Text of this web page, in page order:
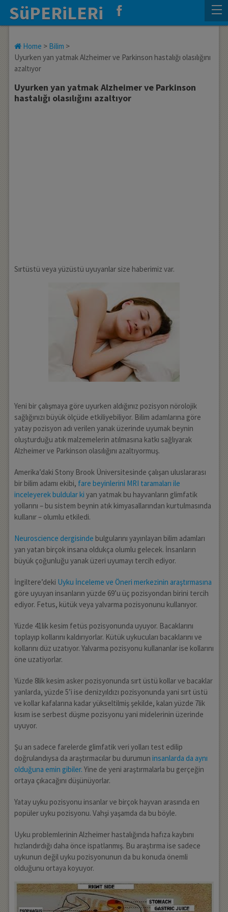
SüPERiLERi
Home > Bilim >
Uyurken yan yatmak Alzheimer ve Parkinson hastalığı olasılığını
azaltıyor
Uyurken yan yatmak Alzheimer ve Parkinson
hastalığı olasılığını azaltıyor
Sırtüstü veya yüzüstü uyuyanlar size haberimiz var.
Yeni bir çalışmaya göre uyurken aldığınız pozisyon nörolojik
sağlığınızı büyük ölçüde etkiliyebiliyor. Bilim adamlarına göre
yatay pozisyon adı verilen yanak üzerinde uyumak beynin
oluşturduğu atık malzemelerin atılmasına katkı sağlıyarak
Alzheimer ve Parkinson olasılığını azaltıyormuş.
Amerika’daki Stony Brook Üniversitesinde çalışan uluslararası
bir bilim adamı ekibi, fare beyinlerini MRI taramaları ile
inceleyerek buldular ki yan yatmak bu hayvanların glimfatik
yollarını – bu sistem beynin atık kimyasallarından kurtulmasında
kullanır – olumlu etkiledi.
Neuroscience dergisinde bulgularını yayınlayan bilim adamları
yan yatan birçok insana oldukça olumlu gelecek. İnsanların
büyük çoğunluğu yanak üzeri uyumayı tercih ediyor.
İngiltere’deki Uyku İnceleme ve Öneri merkezinin araştırmasına
göre uyuyan insanların yüzde 69’u üç pozisyondan birini tercih
ediyor. Fetus, kütük veya yalvarma pozisyonunu kullanıyor.
Yüzde 41lik kesim fetüs pozisyonunda uyuyor. Bacaklarını
toplayıp kollarını kaldırıyorlar. Kütük uykucuları bacaklarını ve
kollarını düz uzatıyor. Yalvarma pozisyonu kullananlar ise kollarını
öne uzatiyorlar.
Yüzde 8lik kesim asker pozisyonunda sırt üstü kollar ve bacaklar
yanlarda, yüzde 5’i ise denizyıldızı pozisyonunda yani sırt üstü
ve kollar kafalarına kadar yükseltilmiş şekilde, kalan yüzde 7lik
kısım ise serbest düşme pozisyonu yani midelerinin üzerinde
uyuyor.
Şu an sadece farelerde glimfatik veri yolları test edilip
doğrulandıysa da araştırmacılar bu durumun insanlarda da aynı
olduğuna emin gibiler. Yine de yeni araştırmalarla bu gerçeğin
ortaya çıkacağını düşünüyorlar.
Yatay uyku pozisyonu insanlar ve birçok hayvan arasında en
popüler uyku pozisyonu. Vahşi yaşamda da bu böyle.
Uyku problemlerinin Alzheimer hastalığında hafıza kaybını
hızlandırdığı daha önce ispatlanmış. Bu araştırma ise sadece
uykunun değil uyku pozisyonunun da bu konuda önemli
olduğunu ortaya koyuyor.